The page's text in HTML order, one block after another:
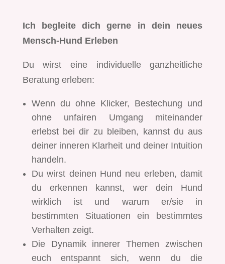
Ich begleite dich gerne in dein neues
Mensch-Hund Erleben
Du wirst eine individuelle ganzheitliche
Beratung erleben:
Wenn du ohne Klicker, Bestechung und
ohne unfairen Umgang miteinander
erlebst bei dir zu bleiben, kannst du aus
deiner inneren Klarheit und deiner Intuition
handeln.
Du wirst deinen Hund neu erleben, damit
du erkennen kannst, wer dein Hund
wirklich ist und warum er/sie in
bestimmten Situationen ein bestimmtes
Verhalten zeigt.
Die Dynamik innerer Themen zwischen
euch entspannt sich, wenn du die